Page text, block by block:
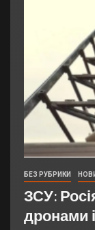
БЕЗ РУБРИКИ
ЗСУ:
дронами